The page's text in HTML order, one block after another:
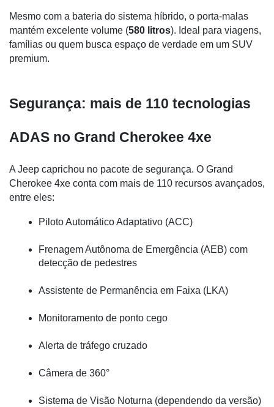
Mesmo com a bateria do sistema híbrido, o porta-malas
mantém excelente volume (580 litros). Ideal para viagens,
famílias ou quem busca espaço de verdade em um SUV
premium.
Segurança: mais de 110 tecnologias
ADAS no Grand Cherokee 4xe
A Jeep caprichou no pacote de segurança. O Grand
Cherokee 4xe conta com mais de 110 recursos avançados,
entre eles:
Piloto Automático Adaptativo (ACC)
Frenagem Autônoma de Emergência (AEB) com
detecção de pedestres
Assistente de Permanência em Faixa (LKA)
Monitoramento de ponto cego
Alerta de tráfego cruzado
Câmera de 360°
Sistema de Visão Noturna (dependendo da versão)